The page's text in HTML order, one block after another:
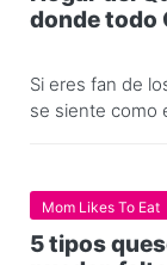
donde todo
Si eres fan de
se siente como
Mom Likes To Eat
5 tipos